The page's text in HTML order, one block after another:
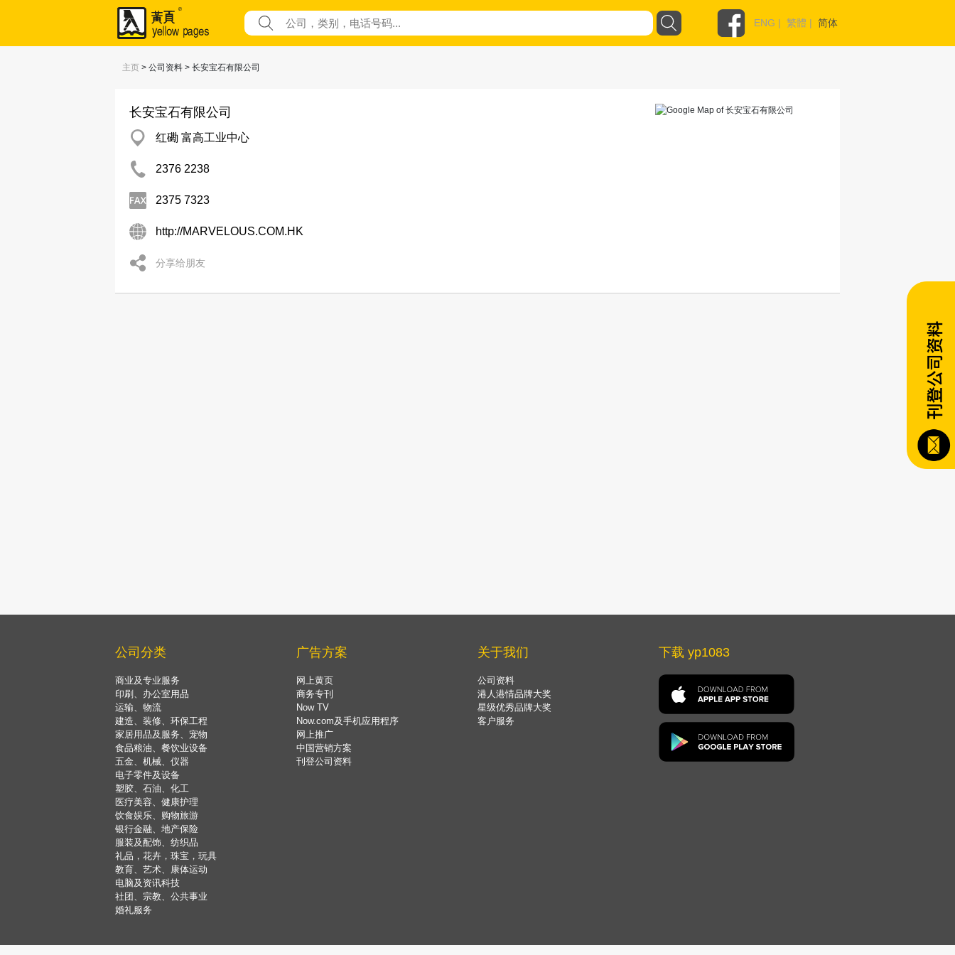
ENG | 繁體 | 简体
主页 > 公司资料 > 长安宝石有限公司
长安宝石有限公司
红磡 富高工业中心
2376 2238
2375 7323
http://MARVELOUS.COM.HK
分享给朋友
公司分类
商业及专业服务
印刷、办公室用品
运输、物流
建造、装修、环保工程
家居用品及服务、宠物
食品粮油、餐饮业设备
五金、机械、仪器
电子零件及设备
塑胶、石油、化工
医疗美容、健康护理
饮食娱乐、购物旅游
银行金融、地产保险
服装及配饰、纺织品
礼品，花卉，珠宝，玩具
教育、艺术、康体运动
电脑及资讯科技
社团、宗教、公共事业
婚礼服务
广告方案
网上黄页
商务专刊
Now TV
Now.com及手机应用程序
网上推广
中国营销方案
刊登公司资料
关于我们
公司资料
港人港情品牌大奖
星级优秀品牌大奖
客户服务
下载 yp1083